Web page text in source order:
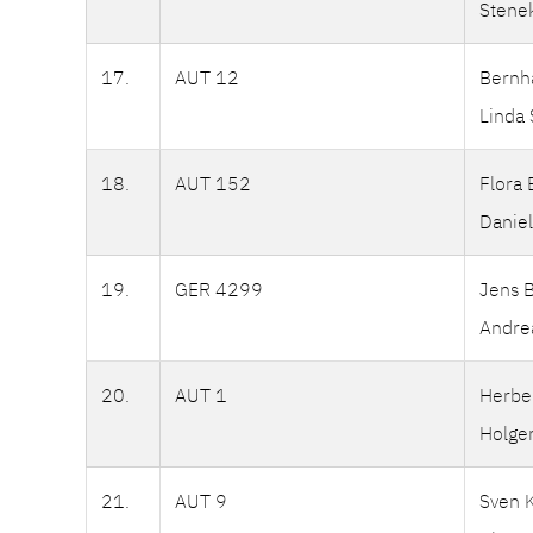
17. AUT 12
Linda
18. AUT 152
Flora
19. GER 4299
Jens
20. AUT 1
21. AUT 9
Sven